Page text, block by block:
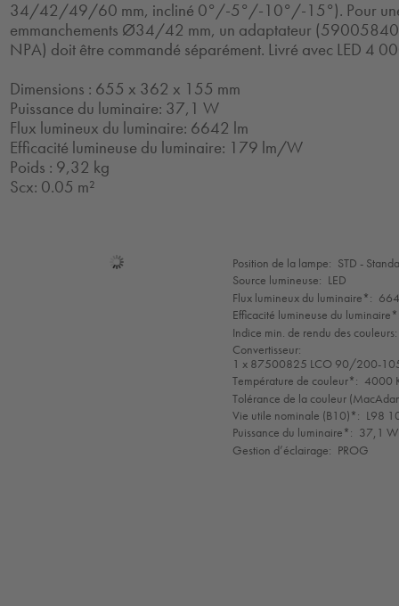
34/42/49/60 mm, incliné 0°/-5°/-10°/-15°). Pour une
emmanchements Ø34/42 mm, un adaptateur
NPA) doit être commandé séparément. Livré avec LED 4
Dimensions : 655 x 362 x 155 mm
Puissance du luminaire: 37,1 W
Flux lumineux du luminaire: 6642 lm
Efficacité lumineuse du luminaire: 179 lm/W
Poids : 9,32 kg
Scx: 0.05 m²
Sélection
de
mode
Position de la lampe: STD -
Source lumineuse: LED
Flux lumineux du luminaire*:
Efficacité lumineuse du
Indice min. de rendu des couleurs:
Convertisseur:
1 x 87500825 LCO 90/200-
Température de couleur*: 4000
Tolérance de la couleur
Vie utile nominale (B10)*: L98
Puissance du luminaire*: 37,1 W
Gestion d’éclairage: PROG